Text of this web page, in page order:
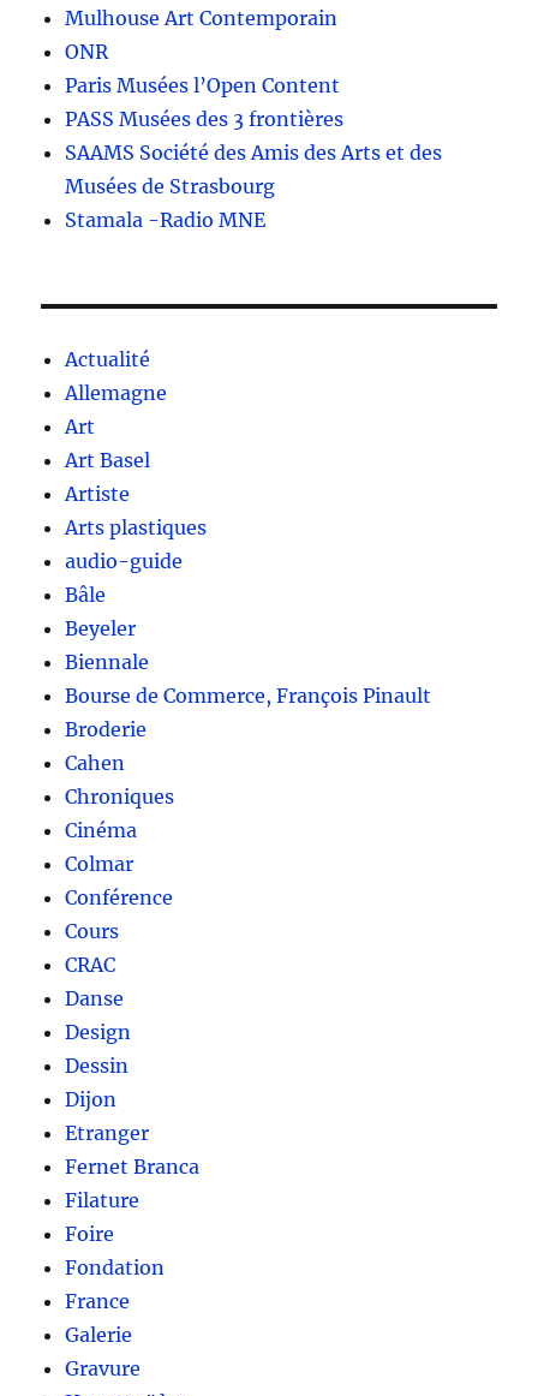
Mulhouse Art Contemporain
ONR
Paris Musées l’Open Content
PASS Musées des 3 frontières
SAAMS Société des Amis des Arts et des
Musées de Strasbourg
Stamala -Radio MNE
Actualité
Allemagne
Art
Art Basel
Artiste
Arts plastiques
audio-guide
Bâle
Beyeler
Biennale
Bourse de Commerce, François Pinault
Broderie
Cahen
Chroniques
Cinéma
Colmar
Conférence
Cours
CRAC
Danse
Design
Dessin
Dijon
Etranger
Fernet Branca
Filature
Foire
Fondation
France
Galerie
Gravure